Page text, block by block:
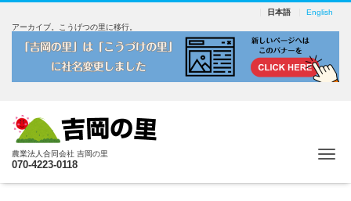
日本語
English
アーカイブ。こうげつの里に移行。
農業法人合同会社 吉岡の里
070-4223-0118